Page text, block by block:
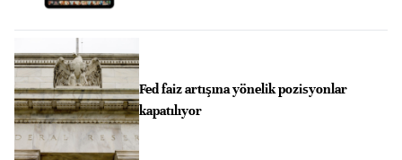
Fed faiz artışına yönelik pozisyonlar
kapatılıyor